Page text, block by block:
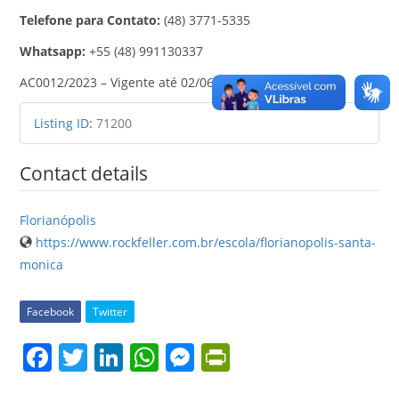
Telefone para Contato: (48) 3771-5335
Whatsapp: +55 (48) 991130337
AC0012/2023 – Vigente até 02/06/2025
Listing ID:71200
Contact details
Florianópolis
https://www.rockfeller.com.br/escola/florianopolis-santa-
monica
Facebook Twitter
F T Li W M